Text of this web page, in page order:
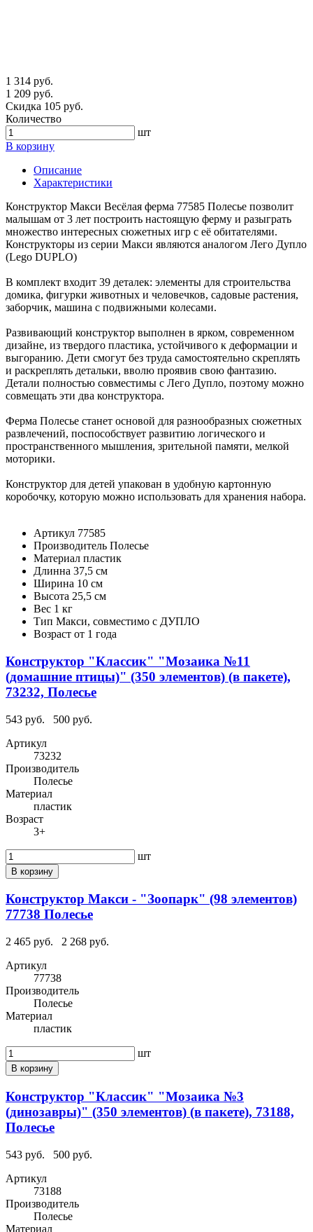
1 314 руб.
1 209 руб.
Скидка 105 руб.
Количество
шт
В корзину
Описание
Характеристики
Конструктор Макси Весёлая ферма 77585 Полесье позволит
малышам от 3 лет построить настоящую ферму и разыграть
множество интересных сюжетных игр с её обитателями.
Конструкторы из серии Макси являются аналогом Лего Дупло
(Lego DUPLO)
В комплект входит 39 деталек: элементы для строительства
домика, фигурки животных и человечков, садовые растения,
заборчик, машина с подвижными колесами.
Развивающий конструктор выполнен в ярком, современном
дизайне, из твердого пластика, устойчивого к деформации и
выгоранию. Дети смогут без труда самостоятельно скреплять
и раскреплять детальки, вволю проявив свою фантазию.
Детали полностью совместимы с Лего Дупло, поэтому можно
совмещать эти два конструктора.
Ферма Полесье станет основой для разнообразных сюжетных
развлечений, поспособствует развитию логического и
пространственного мышления, зрительной памяти, мелкой
моторики.
Конструктор для детей упакован в удобную картонную
коробочку, которую можно использовать для хранения набора.
Артикул 77585
Производитель Полесье
Материал пластик
Длинна 37,5 см
Ширина 10 см
Высота 25,5 см
Вес 1 кг
Тип Макси, совместимо с ДУПЛО
Возраст от 1 года
Конструктор "Классик" "Мозаика №11
(домашние птицы)" (350 элементов) (в пакете),
73232, Полесье
543 руб.
500 руб.
Артикул
73232
Производитель
Полесье
Материал
пластик
Возраст
3+
шт
В корзину
Конструктор Макси - "Зоопарк" (98 элементов)
77738 Полесье
2 465 руб.
2 268 руб.
Артикул
77738
Производитель
Полесье
Материал
пластик
шт
В корзину
Конструктор "Классик" "Мозаика №3
(динозавры)" (350 элементов) (в пакете), 73188,
Полесье
543 руб.
500 руб.
Артикул
73188
Производитель
Полесье
Материал